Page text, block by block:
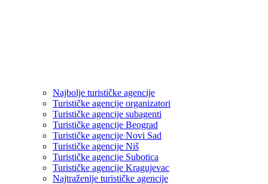
Najbolje turističke agencije
Turističke agencije organizatori
Turističke agencije subagenti
Turističke agencije Beograd
Turističke agencije Novi Sad
Turističke agencije Niš
Turističke agencije Subotica
Turističke agencije Kragujevac
Najtraženije turističke agencije